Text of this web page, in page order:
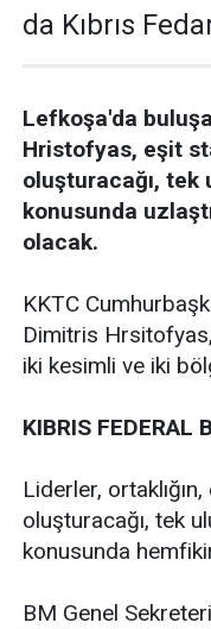
da Kıbrıs
Lefkoşa'da
Hristofyas, eşit
oluşturacağı,
konusunda
olacak.
KKTC
Dimitris
iki kesimli ve iki
KIBRIS FEDERAL
Liderler,
oluşturacağı, tek
konusunda
BM Genel